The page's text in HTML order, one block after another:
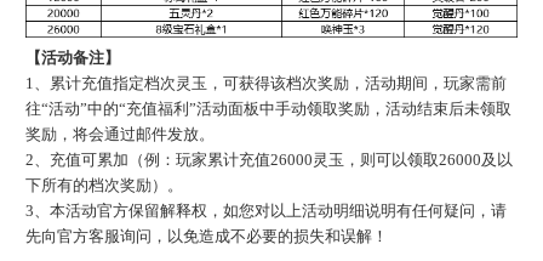
【活动备注】
1、累计充值指定档次灵玉，可获得该档次奖励，活动期间，玩家需前
往“活动”中的“充值福利”活动面板中手动领取奖励，活动结束后未领取
奖励，将会通过邮件发放。
2、充值可累加（例：玩家累计充值26000灵玉，则可以领取26000及以
下所有的档次奖励）。
3、本活动官方保留解释权，如您对以上活动明细说明有任何疑问，请
先向官方客服询问，以免造成不必要的损失和误解！